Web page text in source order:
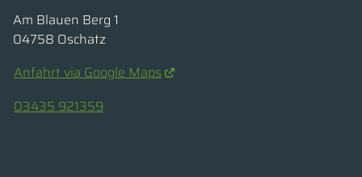
Am Blauen Berg 1
04758 Oschatz
Anfahrt via Google Maps
03435 921359